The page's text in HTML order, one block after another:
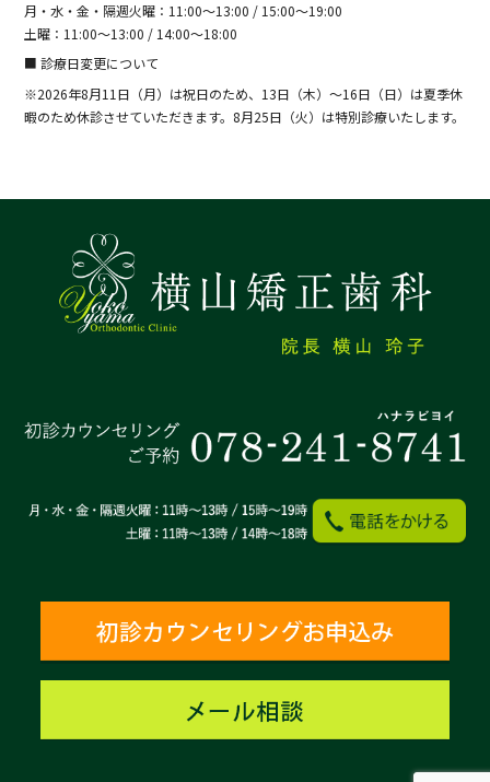
月・水・金・隔週火曜：11:00～13:00 / 15:00～19:00
土曜：11:00～13:00 / 14:00～18:00
■ 診療日変更について
※2026年8月11日（月）は祝日のため、13日（木）～16日（日）は夏季休
暇のため休診させていただきます。8月25日（火）は特別診療いたします。